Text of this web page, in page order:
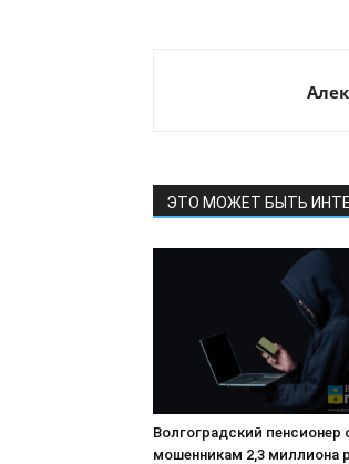
ЭТО МОЖЕТ БЫТЬ
Волгоградский пенсионер
мошенникам 2,3 миллиона